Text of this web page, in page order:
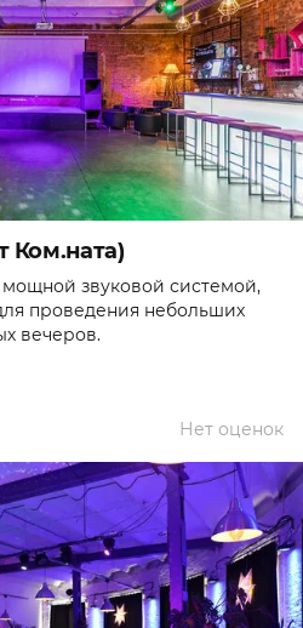
Ком.ната)
звуковой системой,
проведения небольших
вечеров.
Нет оценок